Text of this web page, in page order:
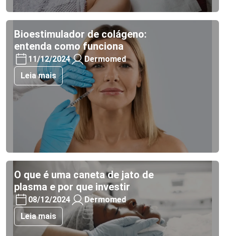
Bioestimulador de colágeno:
entenda como funciona
11/12/2024
Dermomed
Leia mais
O que é uma caneta de jato de
plasma e por que investir
08/12/2024
Dermomed
Leia mais